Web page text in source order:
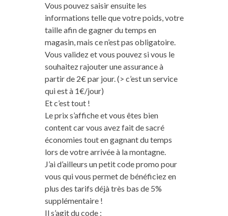
Vous pouvez saisir ensuite les
informations telle que votre poids, votre
taille afin de gagner du temps en
magasin, mais ce n’est pas obligatoire.
Vous validez et vous pouvez si vous le
souhaitez rajouter une assurance à
partir de 2€ par jour. (> c’est un service
qui est à 1€/jour)
Et c’est tout !
Le prix s’affiche et vous êtes bien
content car vous avez fait de sacré
économies tout en gagnant du temps
lors de votre arrivée à la montagne.
J’ai d’ailleurs un petit code promo pour
vous qui vous permet de bénéficiez en
plus des tarifs déjà très bas de 5%
supplémentaire !
Il s’agit du code :